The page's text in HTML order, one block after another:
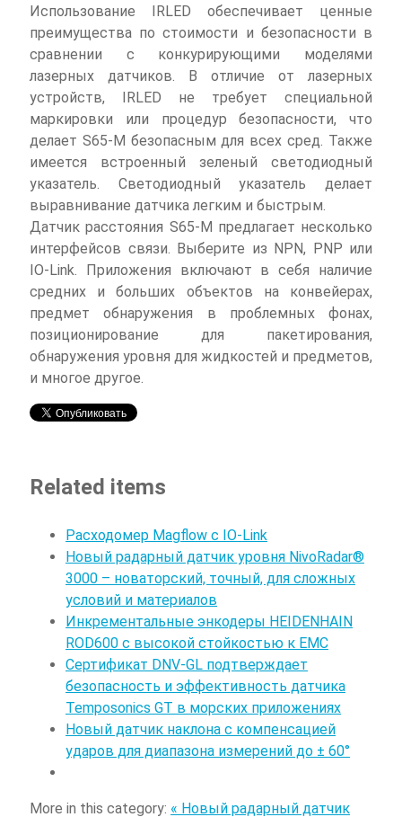
Использование IRLED обеспечивает ценные
преимущества по стоимости и безопасности в
сравнении с конкурирующими моделями
лазерных датчиков. В отличие от лазерных
устройств, IRLED не требует специальной
маркировки или процедур безопасности, что
делает S65-M безопасным для всех сред. Также
имеется встроенный зеленый светодиодный
указатель. Светодиодный указатель делает
выравнивание датчика легким и быстрым.
Датчик расстояния S65-M предлагает несколько
интерфейсов связи. Выберите из NPN, PNP или
IO-Link. Приложения включают в себя наличие
средних и больших объектов на конвейерах,
предмет обнаружения в проблемных фонах,
позиционирование для пакетирования,
обнаружения уровня для жидкостей и предметов,
и многое другое.
Related items
Расходомер Magflow с IO-Link
Новый радарный датчик уровня NivoRadar®
3000 – новаторский, точный, для сложных
условий и материалов
Инкрементальные энкодеры HEIDENHAIN
ROD600 с высокой стойкостью к ЕМС
Сертификат DNV-GL подтверждает
безопасность и эффективность датчика
Temposonics GT в морских приложениях
Новый датчик наклона с компенсацией
ударов для диапазона измерений до ± 60°
More in this category: « Новый радарный датчик